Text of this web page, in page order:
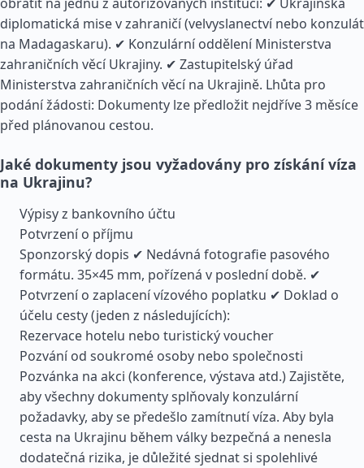
diplomatická mise v zahraničí (velvyslanectví nebo konzulát
na Madagaskaru). ✔ Konzulární oddělení Ministerstva
zahraničních věcí Ukrajiny. ✔ Zastupitelský úřad
Ministerstva zahraničních věcí na Ukrajině. Lhůta pro
podání žádosti: Dokumenty lze předložit nejdříve 3 měsíce
před plánovanou cestou.
Jaké dokumenty jsou vyžadovány pro získání víza
na Ukrajinu?
Výpisy z bankovního účtu
Potvrzení o příjmu
Sponzorský dopis ✔ Nedávná fotografie pasového
formátu. 35×45 mm, pořízená v poslední době. ✔
Potvrzení o zaplacení vízového poplatku ✔ Doklad o
účelu cesty (jeden z následujících):
Rezervace hotelu nebo turistický voucher
Pozvání od soukromé osoby nebo společnosti
Pozvánka na akci (konference, výstava atd.) Zajistěte,
aby všechny dokumenty splňovaly konzulární
požadavky, aby se předešlo zamítnutí víza. Aby byla
cesta na Ukrajinu během války bezpečná a nenesla
dodatečná rizika, je důležité sjednat si spolehlivé